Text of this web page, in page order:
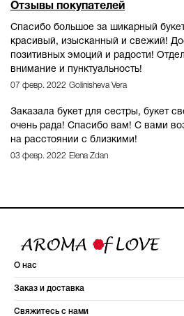
Отзывы покупателей
Спасибо большое за шикарный
красивый, изысканный и свежий!
позитивных эмоций и радости!
внимание и пунктуальность!
07 февр. 2022 Golinisheva Vera
Заказала букет для сестры, букет
очень рада! Спасибо вам! С вами
на расстоянии с близкими!
03 февр. 2022 Elena Zdan
О нас
Заказ и доставка
Свяжитесь с нами